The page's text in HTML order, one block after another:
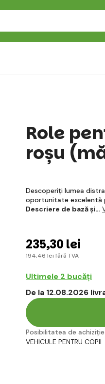
Role
roșu
Descoperiți lumea
oportunitate excelentă
Descriere de bază și…
235,30 lei
194,46 lei fără TVA
Ultimele 2 bucăți
De la 12.08.2026
Posibilitatea de
VEHICULE PENTRU COPII